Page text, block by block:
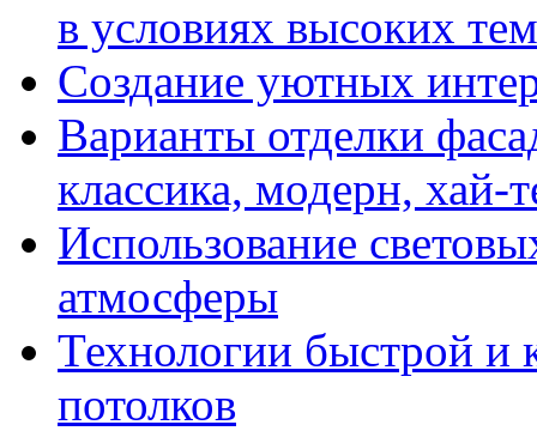
в условиях высоких
Создание уютных
Варианты отделки
классика, модерн, хай-
Использование
атмосферы
Технологии быстрой и
потолков